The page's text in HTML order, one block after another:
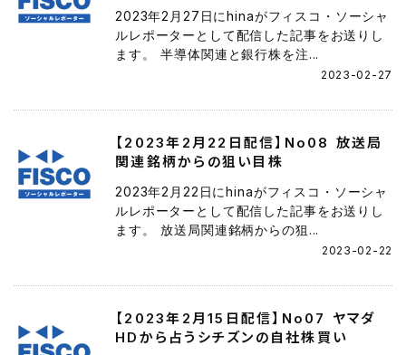
2023年2月27日にhinaがフィスコ・ソーシャ
ルレポーターとして配信した記事をお送りし
ます。 半導体関連と銀行株を注...
2023-02-27
【2023年2月22日配信】No08 放送局
関連銘柄からの狙い目株
2023年2月22日にhinaがフィスコ・ソーシャ
ルレポーターとして配信した記事をお送りし
ます。 放送局関連銘柄からの狙...
2023-02-22
【2023年2月15日配信】No07 ヤマダ
HDから占うシチズンの自社株買い